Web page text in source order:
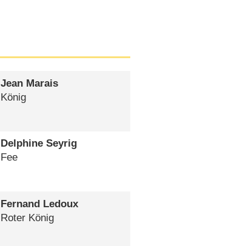
Jean Marais
König
Delphine Seyrig
Fee
Fernand Ledoux
Roter König